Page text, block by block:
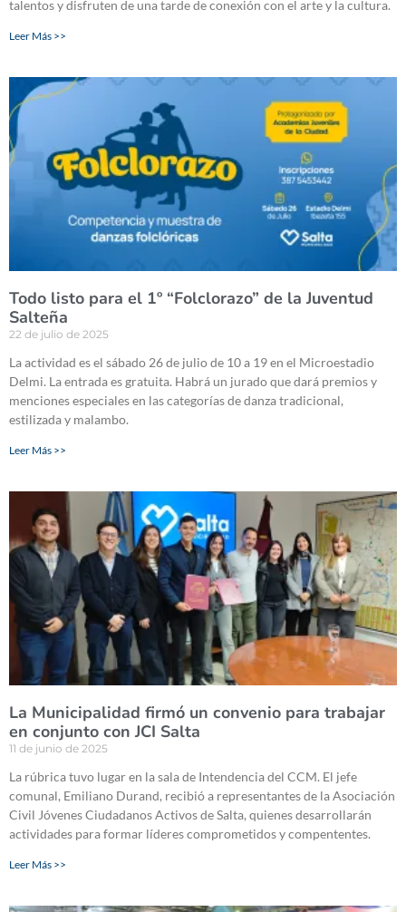
talentos y disfruten de una tarde de conexión con el arte y la cultura.
Leer Más >>
Todo listo para el 1º “Folclorazo” de la Juventud
Salteña
22 de julio de 2025
La actividad es el sábado 26 de julio de 10 a 19 en el Microestadio
Delmi. La entrada es gratuita. Habrá un jurado que dará premios y
menciones especiales en las categorías de danza tradicional,
estilizada y malambo.
Leer Más >>
La Municipalidad firmó un convenio para trabajar
en conjunto con JCI Salta
11 de junio de 2025
La rúbrica tuvo lugar en la sala de Intendencia del CCM. El jefe
comunal, Emiliano Durand, recibió a representantes de la Asociación
Civil Jóvenes Ciudadanos Activos de Salta, quienes desarrollarán
actividades para formar líderes comprometidos y compententes.
Leer Más >>